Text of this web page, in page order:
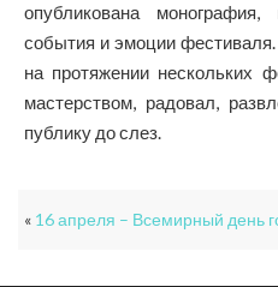
опубликована
события и эмоции
на протяжении нескольких
мастерством, радовал,
публику до слез.
« 16 апреля – Всемирный день